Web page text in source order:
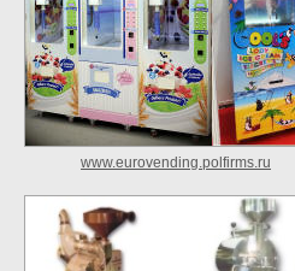
www.eurovending.polfirms.ru